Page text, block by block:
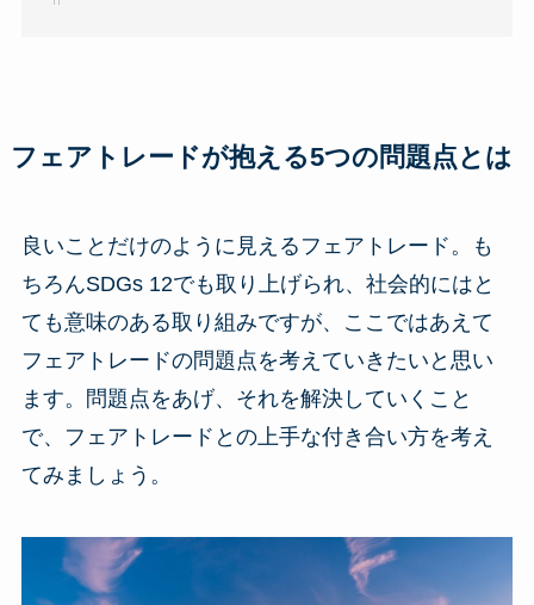
フェアトレードが抱える5つの問題点とは
良いことだけのように見えるフェアトレード。も
ちろんSDGs 12でも取り上げられ、社会的にはと
ても意味のある取り組みですが、ここではあえて
フェアトレードの問題点を考えていきたいと思い
ます。問題点をあげ、それを解決していくこと
で、フェアトレードとの上手な付き合い方を考え
てみましょう。